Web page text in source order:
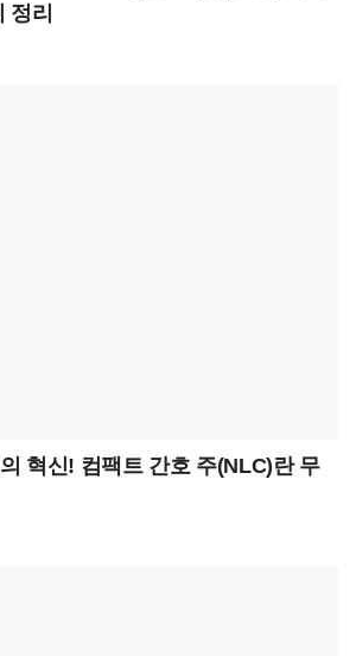
정리
혁신! 컴팩트 간호 주(NLC)란 무